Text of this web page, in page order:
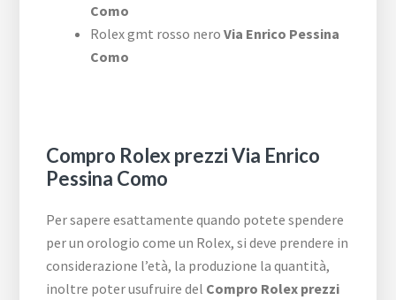
Como
Rolex gmt rosso nero Via Enrico Pessina
Como
Compro Rolex prezzi Via Enrico
Pessina Como
Per sapere esattamente quando potete spendere
per un orologio come un Rolex, si deve prendere in
considerazione l’età, la produzione la quantità,
inoltre poter usufruire del Compro Rolex prezzi